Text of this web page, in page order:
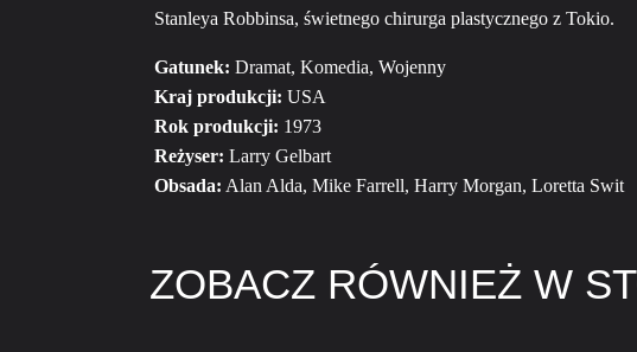
Stanleya Robbinsa, świetnego chirurga plastycznego z Tokio.
Gatunek: Dramat, Komedia, Wojenny
Kraj produkcji: USA
Rok produkcji: 1973
Reżyser: Larry Gelbart
Obsada: Alan Alda, Mike Farrell, Harry Morgan, Loretta Swit
ZOBACZ RÓWNIEŻ W